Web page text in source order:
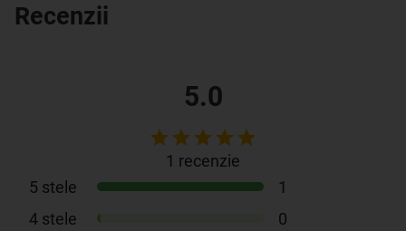
Recenzii
5.0
1 recenzie
5 stele
1
4 stele
0